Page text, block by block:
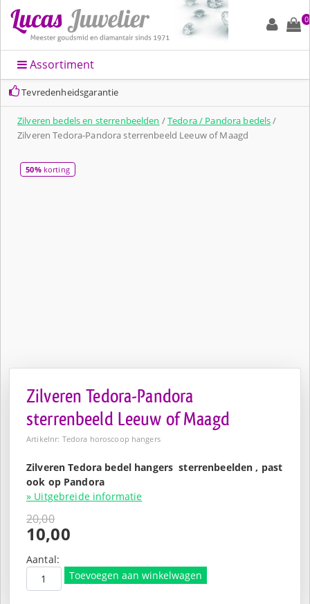
0
Assortiment
Tevredenheidsgarantie
Zilveren bedels en sterrenbeelden /Tedora / Pandora bedels/
Zilveren Tedora-Pandora sterrenbeeld Leeuw of Maagd
50%korting
Zilveren Tedora-Pandora
sterrenbeeld Leeuw of Maagd
Artikelnr: Tedora horoscoop hangers
Zilveren Tedora bedel hangers sterrenbeelden , past
ook op Pandora
» Uitgebreide informatie
20,00
Oorspronkelijke
prijs
was:
€20,00.
10,00
Huidige
prijs
is:
€10,00.
Aantal:
Toevoegen aan winkelwagen